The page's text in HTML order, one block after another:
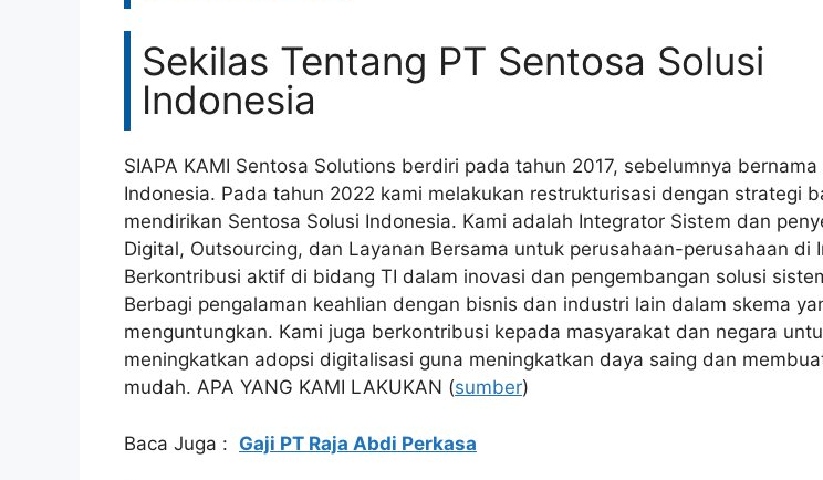
Sekilas Tentang PT Sentosa Solusi
Indonesia
SIAPA KAMI Sentosa Solutions berdiri pada tahun 2017, sebelumnya bernama
Indonesia. Pada tahun 2022 kami melakukan restrukturisasi dengan strategi
mendirikan Sentosa Solusi Indonesia. Kami adalah Integrator Sistem dan
Digital, Outsourcing, dan Layanan Bersama untuk perusahaan-perusahaan di
Berkontribusi aktif di bidang TI dalam inovasi dan pengembangan solusi
Berbagi pengalaman keahlian dengan bisnis dan industri lain dalam skema
menguntungkan. Kami juga berkontribusi kepada masyarakat dan negara
meningkatkan adopsi digitalisasi guna meningkatkan daya saing dan
mudah. ​​APA YANG KAMI LAKUKAN (sumber)
Baca Juga : Gaji PT Raja Abdi Perkasa